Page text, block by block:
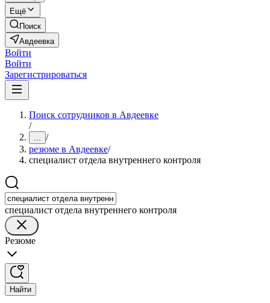
Ещё
Поиск
Авдеевка
Войти
Войти
Зарегистрироваться
Поиск сотрудников в Авдеевке
/
... /
резюме в Авдеевке/
специалист отдела внутреннего контроля
специалист отдела внутреннего контроля
Резюме
Найти